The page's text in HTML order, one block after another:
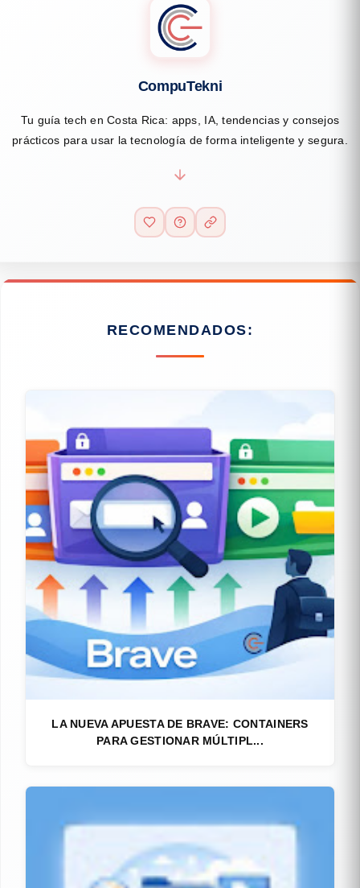
CompuTekni
Tu guía tech en Costa Rica: apps, IA, tendencias y consejos
prácticos para usar la tecnología de forma inteligente y segura.
RECOMENDADOS:
LA NUEVA APUESTA DE BRAVE: CONTAINERS
PARA GESTIONAR MÚLTIPL...